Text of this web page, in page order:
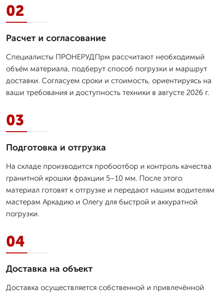
02
Расчет и согласование
Специалисты ПРОНЕРУДПрм рассчитают необходимый
объём материала, подберут способ погрузки и маршрут
доставки. Согласуем сроки и стоимость, ориентируясь на
ваши требования и доступность техники в августе 2026 г.
03
Подготовка и отгрузка
На складе производится пробоотбор и контроль качества
гранитной крошки фракции 5–10 мм. После этого
материал готовят к отгрузке и передают нашим водителям
мастерам Аркадию и Олегу для быстрой и аккуратной
погрузки.
04
Доставка на объект
Доставка осуществляется собственной и привлечённой